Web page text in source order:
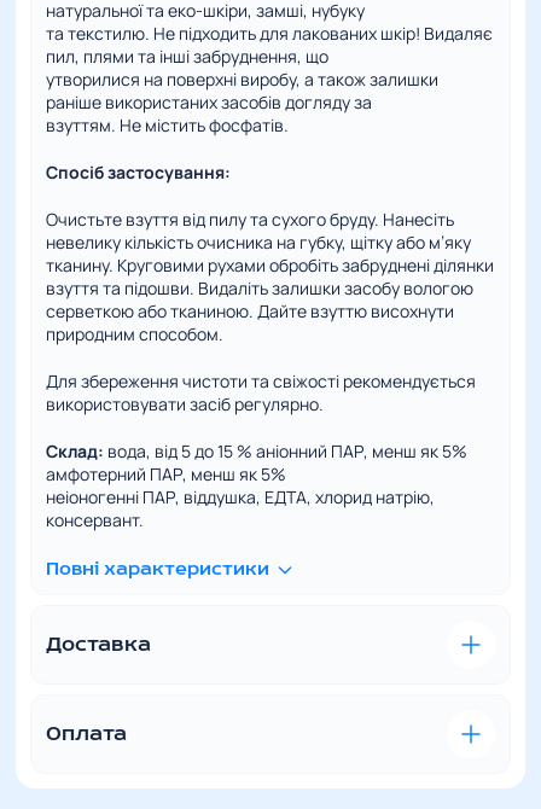
натуральної та еко-шкіри, замші, нубуку
та текстилю. Не підходить для лакованих шкір! Видаляє
пил, плями та інші забруднення, що
утворилися на поверхні виробу, а також залишки
раніше використаних засобів догляду за
взуттям. Не містить фосфатів.
Спосіб застосування:
Очистьте взуття від пилу та сухого бруду. Нанесіть
невелику кількість очисника на губку, щітку або м’яку
тканину. Круговими рухами обробіть забруднені ділянки
взуття та підошви. Видаліть залишки засобу вологою
серветкою або тканиною. Дайте взуттю висохнути
природним способом.
Для збереження чистоти та свіжості рекомендується
використовувати засіб регулярно.
Склад: вода, від 5 до 15 % аніонний ПАР, менш як 5%
амфотерний ПАР, менш як 5%
неіоногенні ПАР, віддушка, ЕДТА, хлорид натрію,
консервант.
Повні характеристики
Доставка
замовлений товар вчасно та в ідеальному стані.
Оплата